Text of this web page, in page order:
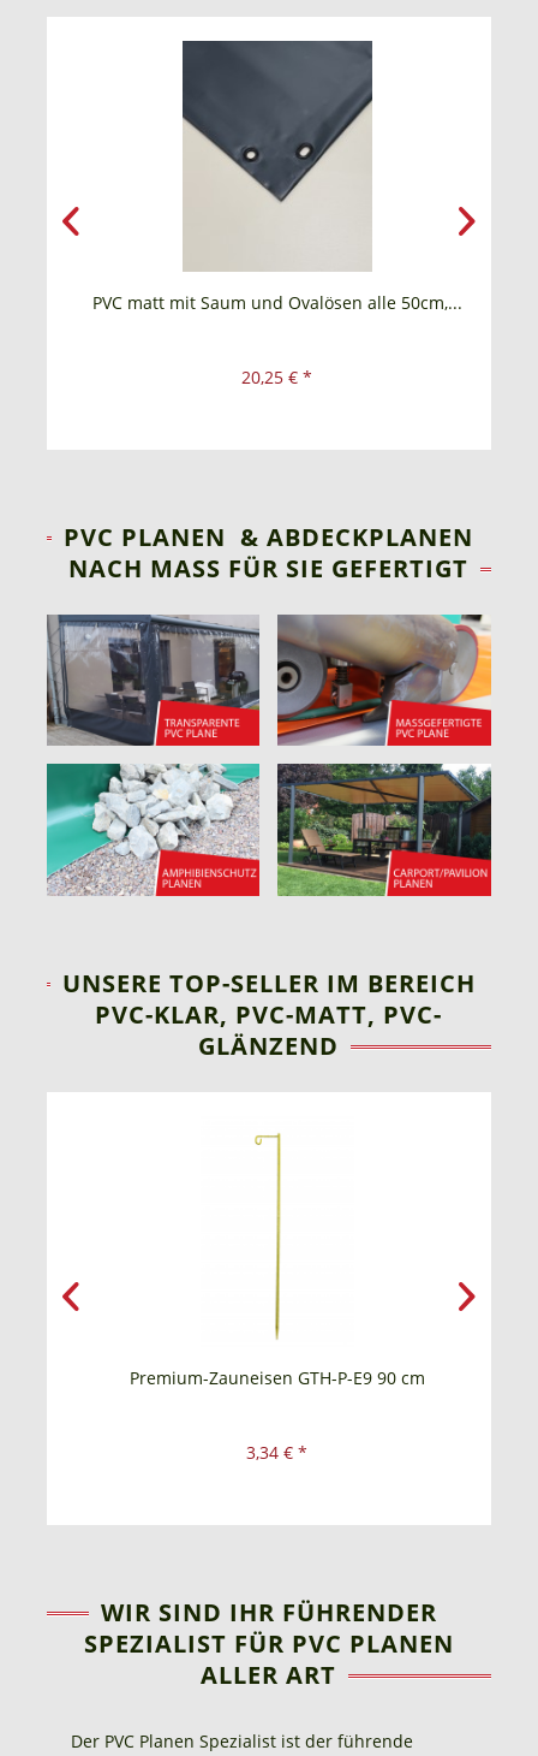
PVC matt mit Saum und Ovalösen alle 50cm,...
20,25 € *
PVC PLANEN & ABDECKPLANEN
NACH MASS FÜR SIE GEFERTIGT
UNSERE TOP-SELLER IM BEREICH
PVC-KLAR, PVC-MATT, PVC-
GLÄNZEND
Premium-Zauneisen GTH-P-E9 90 cm
3,34 € *
WIR SIND IHR FÜHRENDER
SPEZIALIST FÜR PVC PLANEN
ALLER ART
Der PVC Planen Spezialist ist der führende